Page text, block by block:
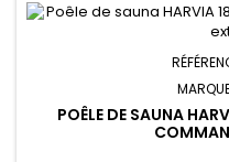
POÊLE DE SAUNA